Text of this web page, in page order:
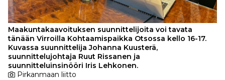
Maakuntakaavoituksen suunnittelijoita voi tavata
tänään Virroilla Kohtaamispaikka Otsossa kello 16-17.
Kuvassa suunnittelija Johanna Kuusterä,
suunnittelujohtaja Ruut Rissanen ja
suunnitteluinsinööri Iris Lehkonen.
Pirkanmaan liitto